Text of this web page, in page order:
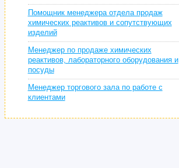
Помощник менеджера отдела продаж
химических реактивов и сопутствующих
изделий
Менеджер по продаже химических
реактивов, лабораторного оборудования и
посуды
Менеджер торгового зала по работе с
клиентами